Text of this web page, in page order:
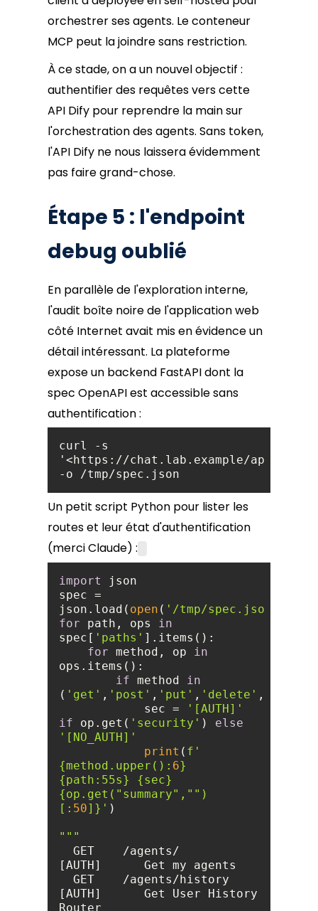
orchestrer ses agents. Le conteneur
MCP peut la joindre sans restriction.
À ce stade, on a un nouvel objectif :
authentifier des requêtes vers cette
API Dify pour reprendre la main sur
l'orchestration des agents. Sans token,
l'API Dify ne nous laissera évidemment
pas faire grand-chose.
Étape 5 : l'endpoint
debug oublié
En parallèle de l'exploration interne,
l'audit boîte noire de l'application web
côté Internet avait mis en évidence un
détail intéressant. La plateforme
expose un backend FastAPI dont la
spec OpenAPI est accessible sans
authentification :
curl -s
'<https://chat.lab.example/api/v1/
-o /tmp/spec.json
Un petit script Python pour lister les
routes et leur état d'authentification
(merci Claude) :
import
spec =
json.load( open ( '/tmp/spec.json'
for path, ops in
spec[ 'paths'
for method, op in
if method in
( 'get' , 'post' , 'put' , 'delete' ,
            sec =
'[AUTH]'
if op.get( 'security' ) else
'[NO_AUTH]'
print (
{method.upper(): 6}
{path:55s}
{sec}
{op.get( "summary" , "" )
[: 50]} '
  GET    /agents/
  GET    /agents/history
[AUTH]      Get User History